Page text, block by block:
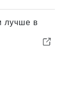
лучше в